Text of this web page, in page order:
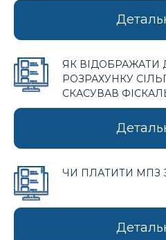
ЯК ВІДОБРАЖАТИ
РОЗРАХУНКУ
СКАСУВАВ
ЧИ ПЛАТИТИ МПЗ